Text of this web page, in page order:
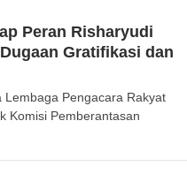
Peran Risharyudi
Gratifikasi dan
Lembaga Pengacara Rakyat
Komisi Pemberantasan